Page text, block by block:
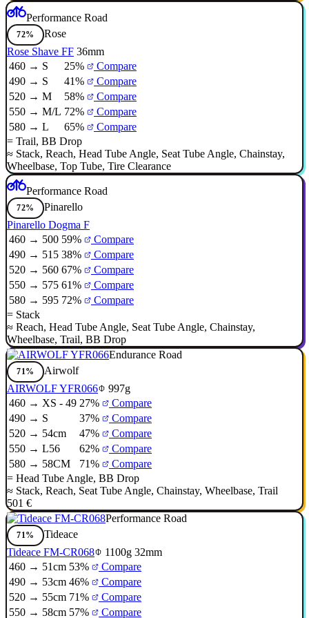
Performance Road
72%
Rose
Rose Shave FF 36mm
460 → S
25%
Compare
490 → S
41%
Compare
520 → M
58%
Compare
550 → M/L 72%
Compare
580 → L
65%
Compare
= Trail, BB Drop
≈ Stack, Reach, Head Tube Angle, Seat Tube Angle, Chainstay,
Wheelbase, Top Tube, Tire Clearance
Performance Road
72%
Pinarello
Pinarello Dogma F
460 → 500 59%
Compare
490 → 515 38%
Compare
520 → 560 67%
Compare
550 → 575 61%
Compare
580 → 595 72%
Compare
= Stack
≈ Reach, Head Tube Angle, Seat Tube Angle, Chainstay,
Wheelbase, Trail, BB Drop
Endurance Road
71%
Airwolf
AIRWOLF YFR066
997g
460 → XS - 49 27%
Compare
490 → S
37%
Compare
520 → 54cm
47%
Compare
550 → L56
62%
Compare
580 → 58CM
71%
Compare
= Head Tube Angle, BB Drop
≈ Stack, Reach, Seat Tube Angle, Chainstay, Wheelbase, Trail
501 €
Performance Road
71%
Tideace
Tideace FM-CR068
1100g 32mm
460 → 51cm 53%
Compare
490 → 53cm 46%
Compare
520 → 55cm 71%
Compare
550 → 58cm 57% Compare